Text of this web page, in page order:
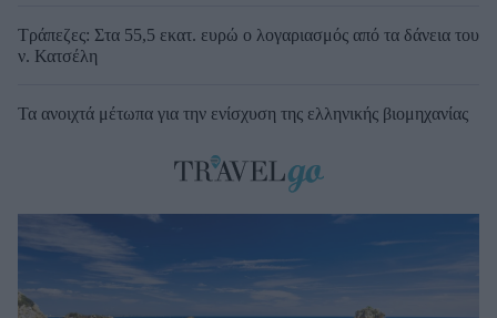
Τράπεζες: Στα 55,5 εκατ. ευρώ ο λογαριασμός από τα δάνεια του
ν. Κατσέλη
Τα ανοιχτά μέτωπα για την ενίσχυση της ελληνικής βιομηχανίας